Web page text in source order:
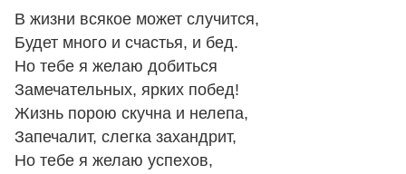
В жизни всякое может случится,
Будет много и счастья, и бед.
Но тебе я желаю добиться
Замечательных, ярких побед!
Жизнь порою скучна и нелепа,
Запечалит, слегка захандрит,
Но тебе я желаю успехов,